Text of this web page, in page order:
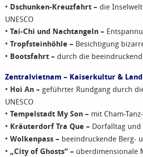
• Dschunken-Kreuzfahrt – die
UNESCO
• Tai-Chi und Nachtangeln –
• Tropfsteinhöhle – Besichtigung
• Bootsfahrt – durch die
Zentralvietnam – Kaiserkultur &
• Hoi An – geführter Rundgang durch
UNESCO
• Tempelstadt My Son – mit Cham-
• Kräuterdorf Tra Que – Dorfalltag
• Wolkenpass – beeindruckende Berg-
• „City of Ghosts“ – überdimensionale